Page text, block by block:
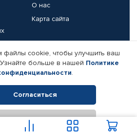
О нас
Карта сайта
Реквизиты компании
2026. Все права защищены.
товаров Автопрофи.
файлы cookie, чтобы улучшить ваш
Узнайте больше в нашей Политике
.
Согласиться
Отклонить